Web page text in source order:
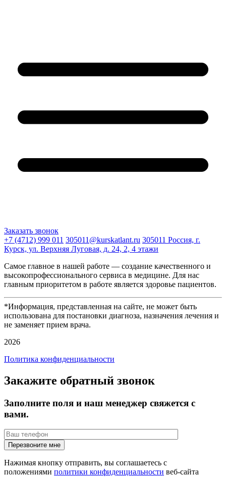
Заказать звонок
+7 (4712) 999 011 305011@kurskatlant.ru 305011 Россия, г.
Курск, ул. Верхняя Луговая, д. 24, 2, 4 этажи
Самое главное в нашей работе — создание качественного и
высокопрофессионального сервиса в медицине. Для нас
главным приоритетом в работе является здоровье пациентов.
*Информация, представленная на сайте, не может быть
использована для постановки диагноза, назначения лечения и
не заменяет прием врача.
2026
Политика конфиденциальности
Закажите обратный звонок
Заполните поля и наш менеджер свяжется с
вами.
Нажимая кнопку отправить, вы соглашаетесь с
положениями политики конфиденциальности веб-сайта